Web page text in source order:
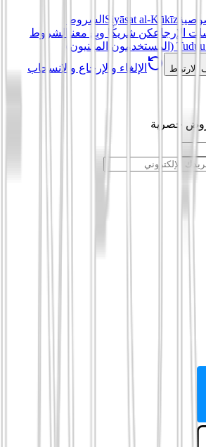
Siyāsat al-Kūkīz الشروط
الإرجاعكن شريكًا وبِع معنا
الشروط
الإلغاء والإرجاع والانسحاب
حصرية